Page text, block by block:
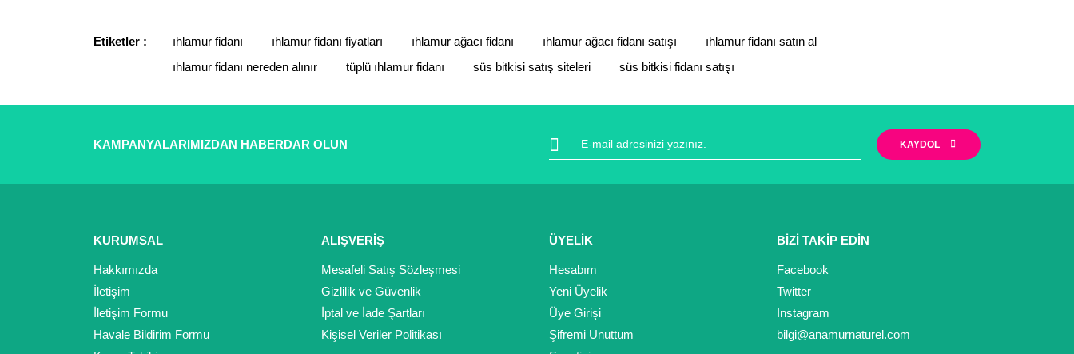
Etiketler : ıhlamur fidanı ıhlamur fidanı fiyatları ıhlamur ağacı fidanı ıhlamur ağacı fidanı satışı
ıhlamur fidanı satın al
ıhlamur fidanı nereden alınır
tüplü ıhlamur fidanı süs bitkisi satış siteleri süs bitkisi fidanı satışı
KAMPANYALARIMIZDAN HABERDAR OLUN KAYDOL
KURUMSAL
Hakkımızda
İletişim
İletişim Formu
Havale Bildirim Formu
ALIŞVERİŞ
Mesafeli Satış Sözleşmesi
Gizlilik ve Güvenlik
İptal ve İade Şartları
Kişisel Veriler Politikası
ÜYELİK
Hesabım
Yeni Üyelik
Üye Girişi
Şifremi Unuttum
BİZİ TAKİP EDİN
Facebook
Twitter
Instagram
bilgi@anamurnaturel.com